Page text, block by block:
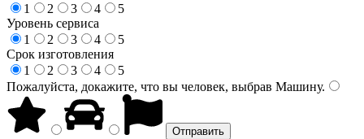
1
2 3 4
5
Уровень сервиса
1
2 3 4
5
Срок изготовления
1
2 3 4
5
Пожалуйста, докажите, что вы человек, выбрав Машину.